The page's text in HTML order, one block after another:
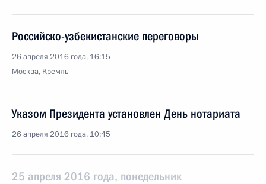
Российско-узбекистанские переговоры
26 апреля 2016 года, 16:15
Москва, Кремль
Указом Президента установлен День нотариата
26 апреля 2016 года, 10:45
25 апреля 2016 года, понедельник